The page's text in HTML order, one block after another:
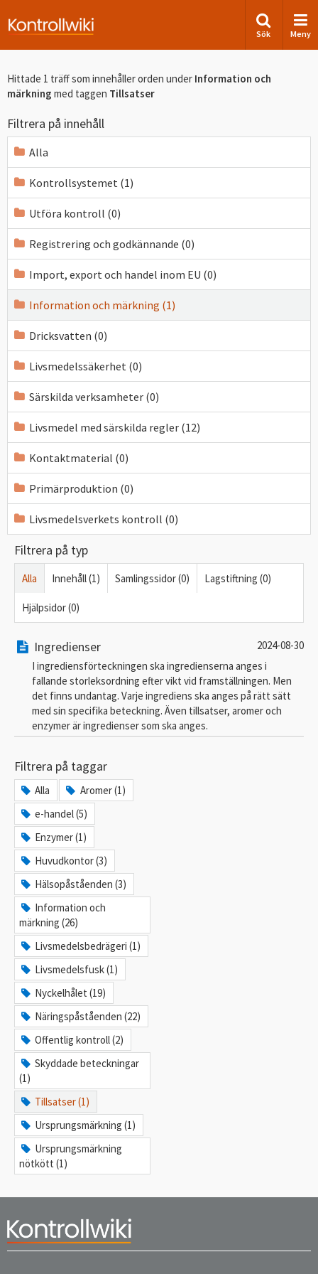
Sök Meny
Hittade 1 träff som innehåller orden under Information och
märkning med taggen Tillsatser
Filtrera på innehåll
Alla
Kontrollsystemet (1)
Utföra kontroll (0)
Registrering och godkännande (0)
Import, export och handel inom EU (0)
Information och märkning (1)
Dricksvatten (0)
Livsmedelssäkerhet (0)
Särskilda verksamheter (0)
Livsmedel med särskilda regler (12)
Kontaktmaterial (0)
Primärproduktion (0)
Livsmedelsverkets kontroll (0)
Filtrera på typ
Alla Innehåll (1) Samlingssidor (0) Lagstiftning (0)
Hjälpsidor (0)
Ingredienser
2024-08-30
I ingrediensförteckningen ska ingredienserna anges i
fallande storleksordning efter vikt vid framställningen. Men
det finns undantag. Varje ingrediens ska anges på rätt sätt
med sin specifika beteckning. Även tillsatser, aromer och
enzymer är ingredienser som ska anges.
Filtrera på taggar
Alla
Aromer (1)
e-handel (5)
Enzymer (1)
Huvudkontor (3)
Hälsopåståenden (3)
Information och
märkning (26)
Livsmedelsbedrägeri (1)
Livsmedelsfusk (1)
Nyckelhålet (19)
Näringspåståenden (22)
Offentlig kontroll (2)
Skyddade beteckningar
(1)
Tillsatser (1)
Ursprungsmärkning (1)
Ursprungsmärkning
nötkött (1)